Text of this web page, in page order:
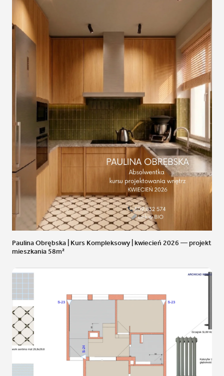
Paulina Obrębska | Kurs Kompleksowy | kwiecień 2026 — projekt
mieszkania 58m²